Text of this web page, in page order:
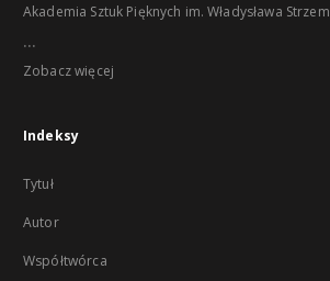
Akademia Sztuk Pięknych im. Władysława
...
Zobacz więcej
Indeksy
Tytuł
Autor
Współtwórca